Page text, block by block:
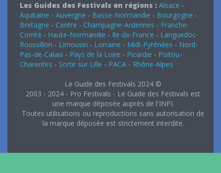
Les Guides des Festivals en régions : Alsace -
Aquitaine - Auvergne - Basse-Normandie - Bourgogne -
Bretagne - Centre - Champagne-Ardennes - Franche-
Comté - Haute-Normandie - Ile-de-France - Languedoc-
Roussillon - Limousin - Lorraine - Midi-Pyrénées - Nord-
Pas-de-Calais - Pays de la Loire - Picardie - Poitou-
Charentes - Sortir sur Lille - PACA - Rhône-Alpes
Le Guide des Festivals 2024 ©
2003 - 2024 - Pro Festivals - Le Guide des Festivals est
une marque déposée auprès de l'INPI.
Toutes utilisations ou reproductions sans autorisation de
la marque déposée est strictement interdite.